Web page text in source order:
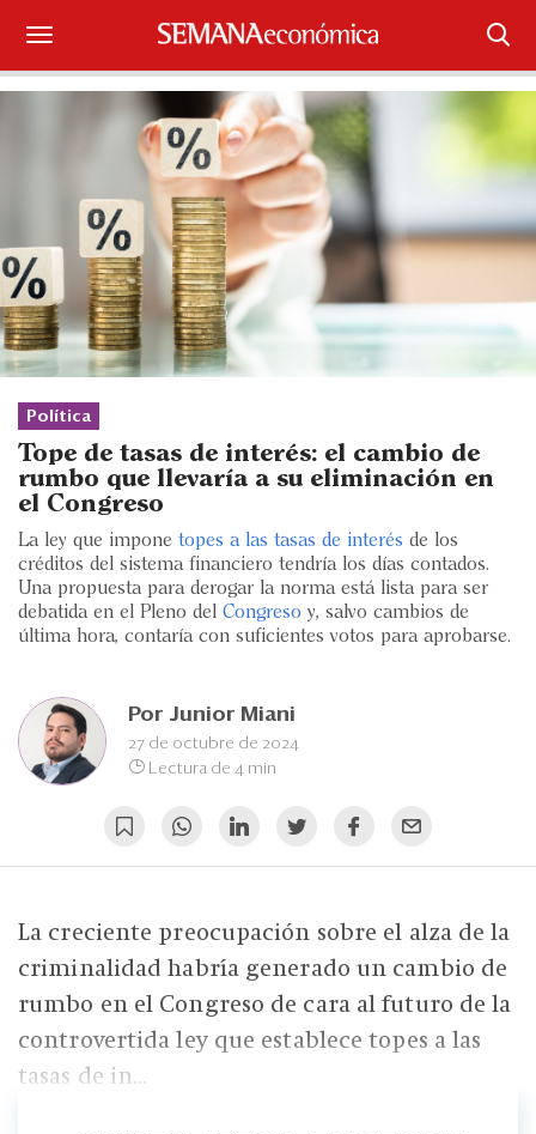
Suscríbase
Iniciar sesión
Portada
¿Qué está pasando?
Sectores y Empresas
Management
Economía y Finanzas
Legal y Política
Eventos
Blogs
Ranking CEO
Edición Impresa
Política
Tope de tasas de interés: el cambio de
rumbo que llevaría a su eliminación en
el Congreso
La ley que impone topes a las tasas de interés de los
créditos del sistema financiero tendría los días contados.
Una propuesta para derogar la norma está lista para ser
debatida en el Pleno del Congreso y, salvo cambios de
última hora, contaría con suficientes votos para aprobarse.
Por Junior Miani
27 de octubre de 2024
Lectura de 4 min
La creciente preocupación sobre el alza de la
criminalidad habría generado un cambio de
rumbo en el Congreso de cara al futuro de la
controvertida ley que establece topes a las
tasas de in...